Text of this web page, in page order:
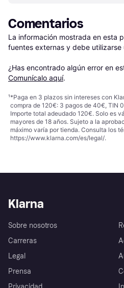
Comentarios
La información mostrada en esta
fuentes externas y debe
¿Has encontrado algún error en
Comunícalo aquí.
¹*Paga en 3 plazos sin intereses con
compra de 120€: 3 pagos de 40€, TIN
Importe total adeudado 120€. Solo es
mayores de 18 años. Sujeto a la
máximo varía por tienda. Consulta los
https://www.klarna.com/es/legal/.
Klarna
Sobre nosotros
Carreras
Legal
Prensa